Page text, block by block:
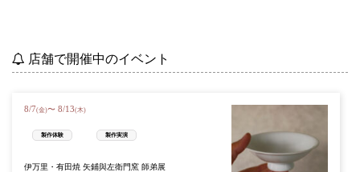
店舗で開催中のイベント
8/7(金)〜 8/13(木)
製作体験 製作実演
伊万里・有田焼 矢鋪與左衛門窯 師弟展